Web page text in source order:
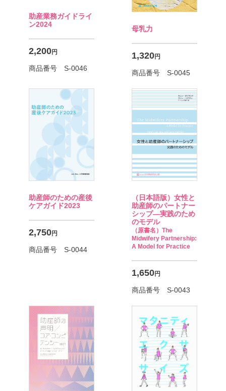
助産業務ガイドライ
ン2024
2,200円
商品番号 S-0046
母乳力
1,320円
商品番号 S-0045
助産師のための産後
ケアガイド2023
2,750円
商品番号 S-0044
（日本語版）女性と
助産師のパートナー
シップ―実践のため
のモデル
（原書名）The
Midwifery Partnership:
A Model for Practice
1,650円
商品番号 S-0043